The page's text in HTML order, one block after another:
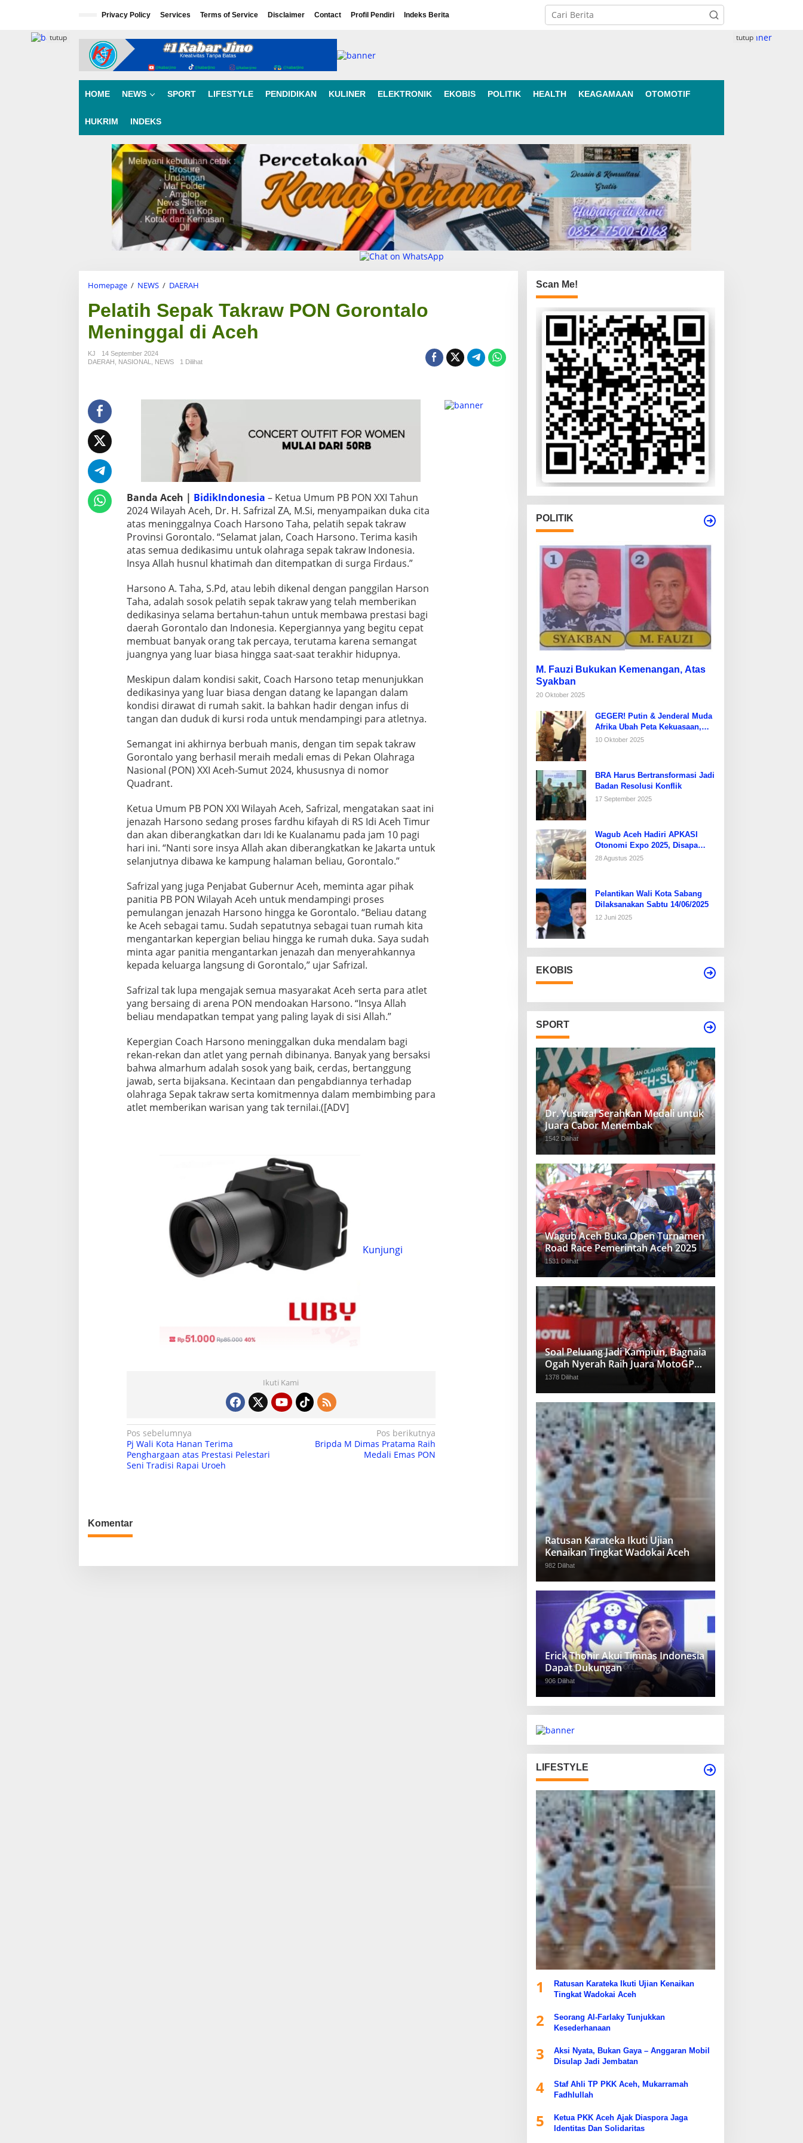
Privacy Policy Services Terms of Service Disclaimer Contact Profil Pendiri Indeks Berita
HOME NEWS SPORT LIFESTYLE PENDIDIKAN KULINER ELEKTRONIK EKOBIS POLITIK HEALTH KEAGAMAAN OTOMOTIF
HUKRIM INDEKS
tutup tutup
Homepage / NEWS / DAERAH
l
a
t
i
S
k
T
a
k
a
w
N
G
o
r
o
n
t
l
o
M
e
n
i
n
a
l
d
i
c
e
h
Pelatih Sepak Takraw PON Gorontalo
Meninggal di Aceh
KJ
14 September 2024
DAERAH
NASIONAL NEWS 1 Dilihat
Banda Aceh | BidikIndonesia – Ketua Umum PB PON XXI Tahun
2024 Wilayah Aceh, Dr. H. Safrizal ZA, M.Si, menyampaikan duka cita
atas meninggalnya Coach Harsono Taha, pelatih sepak takraw
Provinsi Gorontalo. “Selamat jalan, Coach Harsono. Terima kasih
atas semua dedikasimu untuk olahraga sepak takraw Indonesia.
Insya Allah husnul khatimah dan ditempatkan di surga Firdaus.”
Harsono A. Taha, S.Pd, atau lebih dikenal dengan panggilan Harson
Taha, adalah sosok pelatih sepak takraw yang telah memberikan
dedikasinya selama bertahun-tahun untuk membawa prestasi bagi
daerah Gorontalo dan Indonesia. Kepergiannya yang begitu cepat
membuat banyak orang tak percaya, terutama karena semangat
juangnya yang luar biasa hingga saat-saat terakhir hidupnya.
Meskipun dalam kondisi sakit, Coach Harsono tetap menunjukkan
dedikasinya yang luar biasa dengan datang ke lapangan dalam
kondisi dirawat di rumah sakit. Ia bahkan hadir dengan infus di
tangan dan duduk di kursi roda untuk mendampingi para atletnya.
Semangat ini akhirnya berbuah manis, dengan tim sepak takraw
Gorontalo yang berhasil meraih medali emas di Pekan Olahraga
Nasional (PON) XXI Aceh-Sumut 2024, khususnya di nomor
Quadrant.
Ketua Umum PB PON XXI Wilayah Aceh, Safrizal, mengatakan saat ini
jenazah Harsono sedang proses fardhu kifayah di RS Idi Aceh Timur
dan akan diberangkatkan darı Idi ke Kualanamu pada jam 10 pagi
hari ini. “Nanti sore insya Allah akan diberangkatkan ke Jakarta untuk
selanjutnya dibawa ke kampung halaman beliau, Gorontalo.”
Safrizal yang juga Penjabat Gubernur Aceh, meminta agar pihak
panitia PB PON Wilayah Aceh untuk mendampingi proses
pemulangan jenazah Harsono hingga ke Gorontalo. “Beliau datang
ke Aceh sebagai tamu. Sudah sepatutnya sebagai tuan rumah kita
mengantarkan kepergian beliau hingga ke rumah duka. Saya sudah
minta agar panitia mengantarkan jenazah dan menyerahkannya
kepada keluarga langsung di Gorontalo,” ujar Safrizal.
Safrizal tak lupa mengajak semua masyarakat Aceh serta para atlet
yang bersaing di arena PON mendoakan Harsono. “Insya Allah
beliau mendapatkan tempat yang paling layak di sisi Allah.”
Kepergian Coach Harsono meninggalkan duka mendalam bagi
rekan-rekan dan atlet yang pernah dibinanya. Banyak yang bersaksi
bahwa almarhum adalah sosok yang baik, cerdas, bertanggung
jawab, serta bijaksana. Kecintaan dan pengabdiannya terhadap
olahraga Sepak takraw serta komitmennya dalam membimbing para
atlet memberikan warisan yang tak ternilai.([ADV]
Kunjungi
Ikuti Kami
N
a
v
a
s
p
Pos sebelumnya
Pj Wali Kota Hanan Terima
Penghargaan atas Prestasi Pelestari
Seni Tradisi Rapai Uroeh
Pos berikutnya
Bripda M Dimas Pratama Raih
Medali Emas PON
Komentar
Scan Me!
POLITIK
M. Fauzi Bukukan Kemenangan, Atas
Syakban
20 Oktober 2025
GEGER! Putin & Jenderal Muda
Afrika Ubah Peta Kekuasaan,
Prancis Diusir dari Sahel!
10 Oktober 2025
BRA Harus Bertransformasi Jadi
Badan Resolusi Konflik
17 September 2025
Wagub Aceh Hadiri APKASI
Otonomi Expo 2025, Disapa
Hangat Presiden Prabowo
28 Agustus 2025
Pelantikan Wali Kota Sabang
Dilaksanakan Sabtu 14/06/2025
12 Juni 2025
EKOBIS
SPORT
Dr. Yusrizal Serahkan Medali untuk
Juara Cabor Menembak
1542 Dilihat
Wagub Aceh Buka Open Turnamen
Road Race Pemerintah Aceh 2025
1531 Dilihat
Soal Peluang Jadi Kampiun, Bagnaia
Ogah Nyerah Raih Juara MotoGP
2024
1378 Dilihat
Ratusan Karateka Ikuti Ujian
Kenaikan Tingkat Wadokai Aceh
982 Dilihat
Erick Thohir Akui Timnas Indonesia
Dapat Dukungan
906 Dilihat
LIFESTYLE
1
Ratusan Karateka Ikuti Ujian Kenaikan
Tingkat Wadokai Aceh
2
Seorang Al-Farlaky Tunjukkan
Kesederhanaan
3
Aksi Nyata, Bukan Gaya – Anggaran Mobil
Disulap Jadi Jembatan
4
Staf Ahli TP PKK Aceh, Mukarramah
Fadhlullah
5
Ketua PKK Aceh Ajak Diaspora Jaga
Identitas Dan Solidaritas